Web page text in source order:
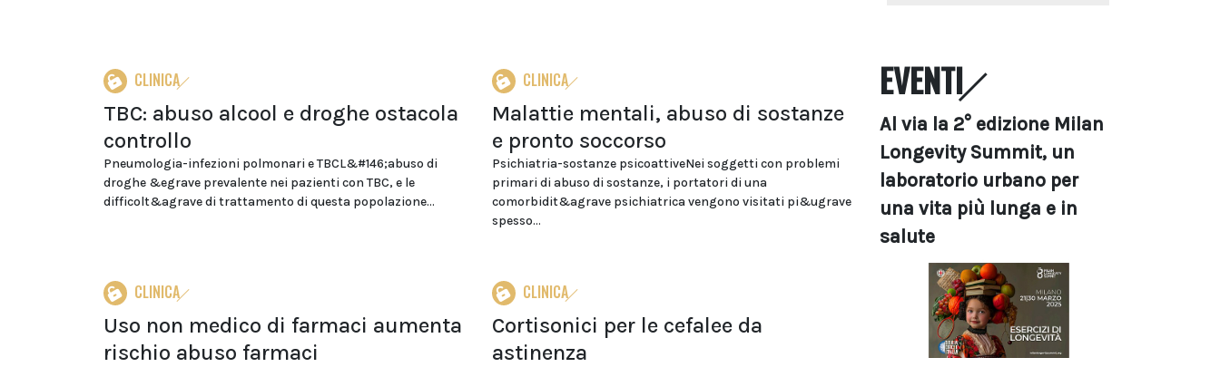
CLINICA
TBC: abuso alcool e droghe ostacola
controllo
Pneumologia-infezioni polmonari e TBCL&#146;abuso di
droghe &egrave prevalente nei pazienti con TBC, e le
difficolt&agrave di trattamento di questa popolazione...
CLINICA
Malattie mentali, abuso di sostanze
e pronto soccorso
Psichiatria-sostanze psicoattiveNei soggetti con problemi
primari di abuso di sostanze, i portatori di una
comorbidit&agrave psichiatrica vengono visitati pi&ugrave
spesso...
CLINICA
Uso non medico di farmaci aumenta
rischio abuso farmaci
CLINICA
Cortisonici per le cefalee da
astinenza
EVENTI
Al via la 2° edizione Milan
Longevity Summit, un
laboratorio urbano per
una vita più lunga e in
salute